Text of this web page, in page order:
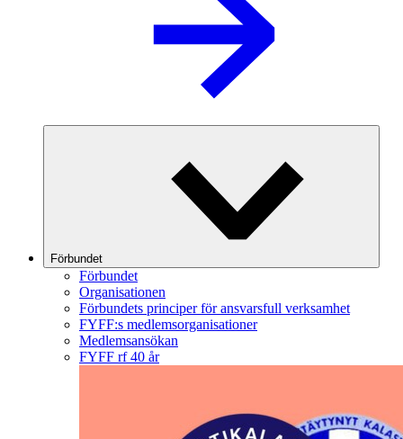
Förbundet
Förbundet
Organisationen
Förbundets principer för ansvarsfull verksamhet
FYFF:s medlemsorganisationer
Medlemsansökan
FYFF rf 40 år